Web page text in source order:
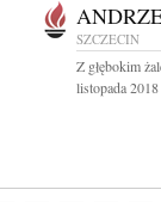
SZCZECIN
Z głębokim
listopada